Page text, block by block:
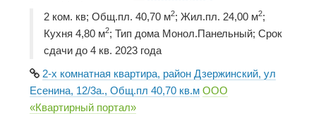
2 ком. кв; Общ.пл. 40,70 м2; Жил.пл. 24,00 м2;
Кухня 4,80 м2; Тип дома Монол.Панельный; Срок
сдачи до 4 кв. 2023 года
2-х комнатная квартира, район Дзержинский, ул
Есенина, 12/3а., Общ.пл 40,70 кв.м ООО
«Квартирный портал»